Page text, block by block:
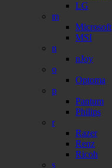
LG
m
Microsoft
MSI
n
nJoy
o
Optoma
p
Pantum
Philips
r
Razer
Renz
Ricoh
s